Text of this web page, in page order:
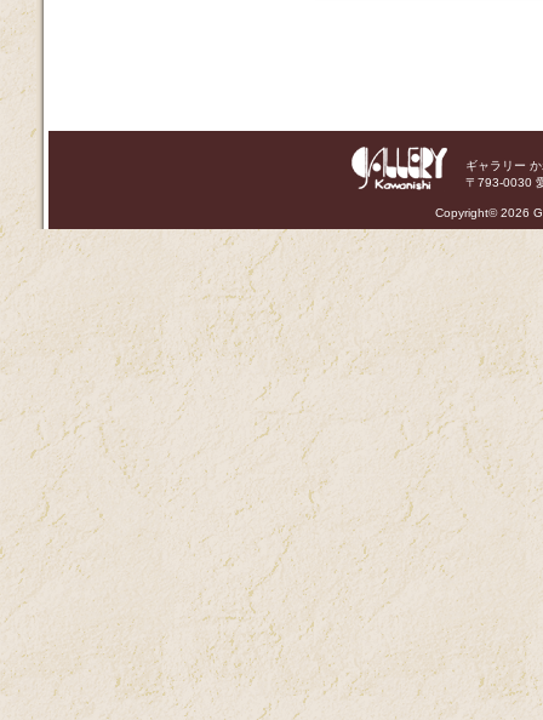
ギャラリー
〒793-0030
Copyright©2026